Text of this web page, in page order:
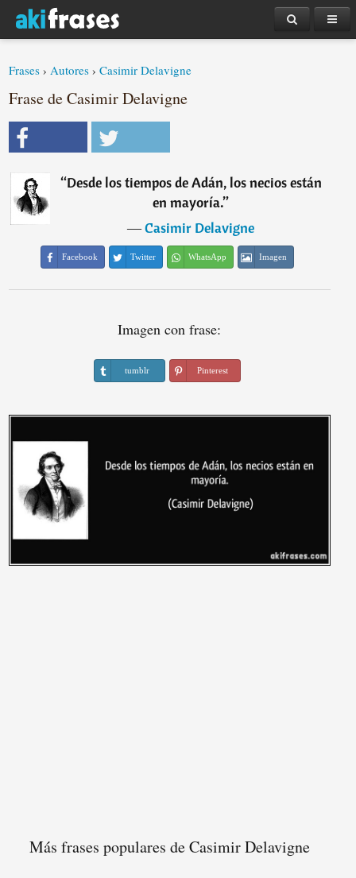
Frases ›Autores ›Casimir Delavigne
Frase de Casimir Delavigne
“Desde los tiempos de Adán, los necios están
en mayoría.”
―Casimir Delavigne
Facebook Twitter WhatsApp Imagen
Imagen con frase:
tumblr Pinterest
Más frases populares de Casimir Delavigne